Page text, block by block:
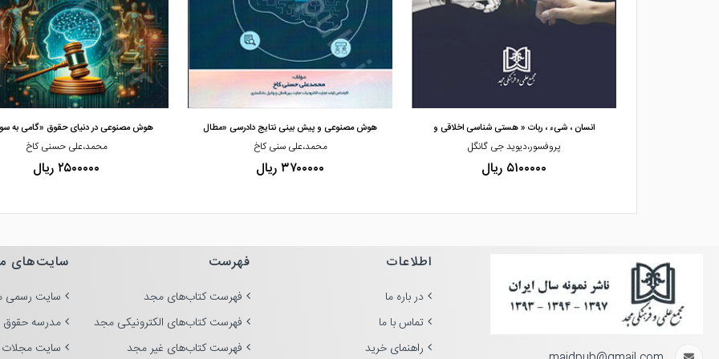
مشاهده و خرید
انسان ، شیء ، ربات « هستی شناسی اخلاقی و
پروفسور،دیوید جی گانگل
۵۱۰۰۰۰۰ ریال
مشاهده و خرید
هوش مصنوعی و پیش بینی نتایج دادرسی «مطال
محمد،علی سنی کاخ
۳۷۰۰۰۰۰ ریال
هوش مصنوعی در دنیای حقوق «گامی به
محمد،علی حسنی کاخ
۲۵۰۰۰۰۰ ریال
اطلاعات
در باره ما
تماس با ما
راهنمای خرید
فهرست
فهرست کتاب‌های مجد
فهرست کتاب‌های الکترونیکی مجد
فهرست کتاب‌های غیر مجد
سایت‌های
سایت رسمی
مدرسه
سایت